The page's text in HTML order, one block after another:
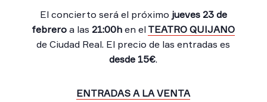
El concierto será el próximo jueves 23 de
febrero a las 21:00h en el TEATRO QUIJANO
de Ciudad Real. El precio de las entradas es
desde 15€.
ENTRADAS A LA VENTA